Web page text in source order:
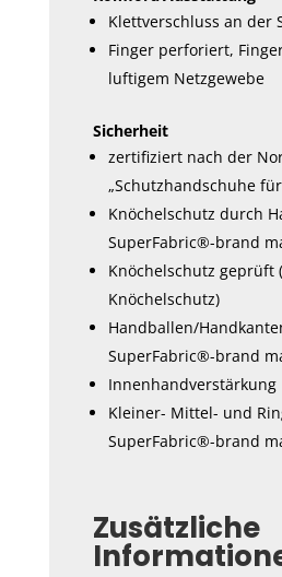
Klettverschluss an der
Finger perforiert,
luftigem Netzgewebe
Sicherheit
zertifiziert nach der
„Schutzhandschuhe
Knöchelschutz durch
SuperFabric®-brand
Knöchelschutz
Knöchelschutz)
Handballen/
SuperFabric®-brand
Innenhandverstärkung
Kleiner- Mittel- und
SuperFabric®-brand
Zusätzliche